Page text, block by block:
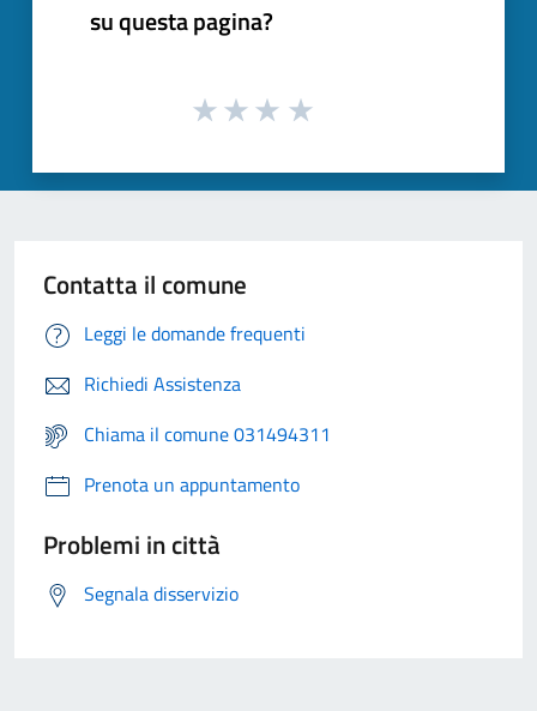
su questa pagina?
Contatta il comune
Leggi le domande frequenti
Richiedi Assistenza
Chiama il comune 031494311
Prenota un appuntamento
Problemi in città
Segnala disservizio